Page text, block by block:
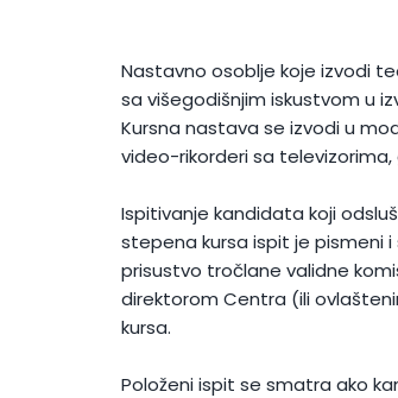
Nastavno osoblje koje izvodi
sa višegodišnjim iskustvom u
Kursna nastava se izvodi u
video-rikorderi sa
Ispitivanje kandidata koji
stepena kursa ispit je pismeni i
prisustvo tročlane validne
direktorom Centra (ili
kursa.
Položeni ispit se smatra ako